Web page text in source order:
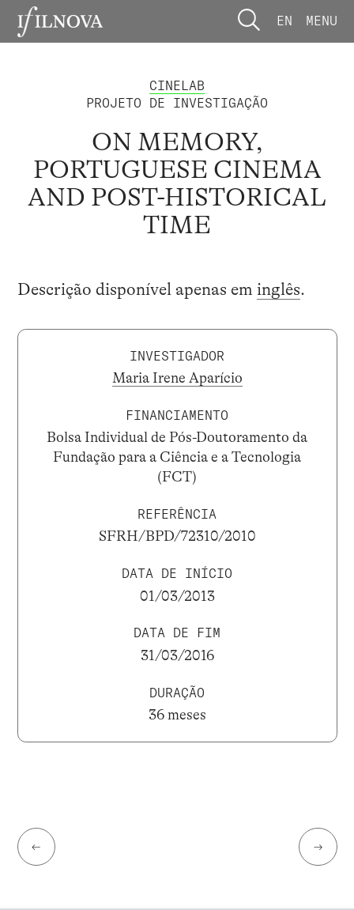
EN MENU
CINELAB
PROJETO DE INVESTIGAÇÃO
ON MEMORY,
PORTUGUESE CINEMA
AND POST-HISTORICAL
TIME
Descrição disponível apenas em inglês.
INVESTIGADOR
Maria Irene Aparício
FINANCIAMENTO
Bolsa Individual de Pós-Doutoramento da
Fundação para a Ciência e a Tecnologia
(FCT)
REFERÊNCIA
SFRH/BPD/72310/2010
DATA DE INÍCIO
01/03/2013
DATA DE FIM
31/03/2016
DURAÇÃO
36 meses
← →